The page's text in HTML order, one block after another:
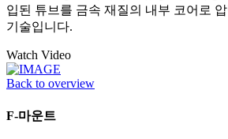
입된 튜브를 금속 재질의 내부 코어로
기술입니다.
Watch Video
Back to overview
F-마운트